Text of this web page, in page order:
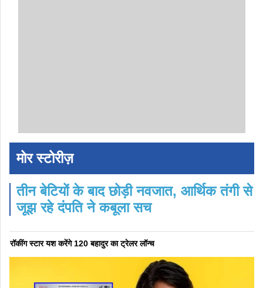
मोर स्टोरीज़
तीन बेटियों के बाद छोड़ी नवजात, आर्थिक तंगी से
जूझ रहे दंपति ने कबूला सच
रॉकींग स्टार यश करेंगे 120 बहादुर का ट्रेलर लॉन्च